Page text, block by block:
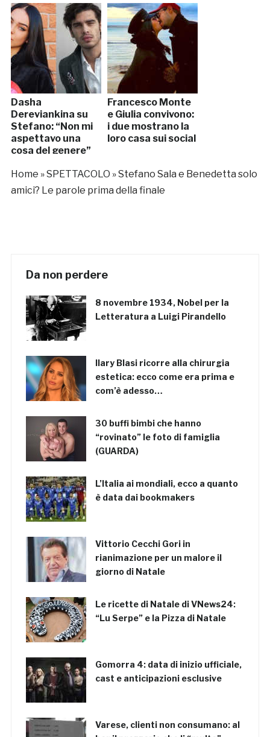
Dasha
Dereviankina su
Stefano: “Non mi
aspettavo una
cosa del genere”
Francesco Monte
e Giulia convivono:
i due mostrano la
loro casa sui social
Home »SPETTACOLO »Stefano Sala e Benedetta solo
amici? Le parole prima della finale
Da non perdere
8 novembre 1934, Nobel per la
Letteratura a Luigi Pirandello
Ilary Blasi ricorre alla chirurgia
estetica: ecco come era prima e
com’è adesso…
30 buffi bimbi che hanno
“rovinato” le foto di famiglia
(GUARDA)
L’Italia ai mondiali, ecco a quanto
è data dai bookmakers
Vittorio Cecchi Gori in
rianimazione per un malore il
giorno di Natale
Le ricette di Natale di VNews24:
“Lu Serpe” e la Pizza di Natale
Gomorra 4: data di inizio ufficiale,
cast e anticipazioni esclusive
Varese, clienti non consumano: al